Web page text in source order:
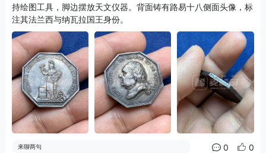
持绘图工具，脚边摆放天文仪器。背面铸有路易十八侧面头像，标
注其法兰西与纳瓦拉国王身份。
来聊两句 0 0